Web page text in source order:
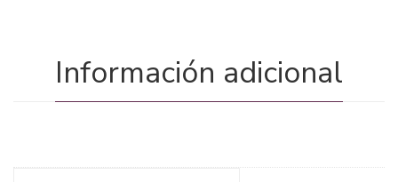
Información adicional